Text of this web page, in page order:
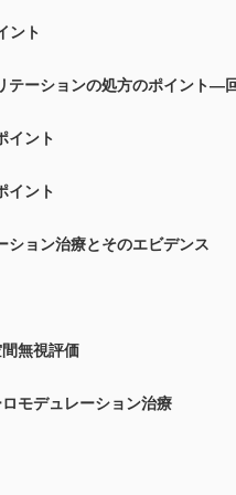
ント
テーションの処方のポイント
イント
イント
ション治療とそのエビデンス
無視評価
モデュレーション治療